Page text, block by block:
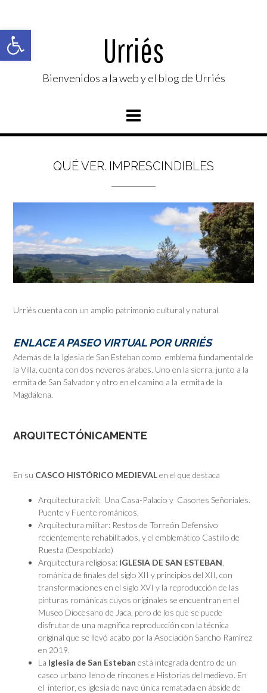
Abrir barra de herramientas
contenido
Urriés
Bienvenidos a la web y el blog de Urriés
QUÉ VER. IMPRESCINDIBLES
Urriés cuenta con un amplio patrimonio cultural y natural.
ENLACE A PASEO VIRTUAL POR URRIÉS
Además de la Iglesia de San Esteban como emblema fundamental de
la Villa, cuenta con dos neveros árabes. Uno en la sierra, junto a la
ermita de San Salvador y otro en el camino a la ermita de la
Magdalena.
ARQUITECTÓNICAMENTE
En su CASCO HISTÓRICO MEDIEVALen el que destaca
Arquitectura civil: Una Casa-Palacio y Casones Señoriales.
Puente y Fuente románicos,
Arquitectura militar: Restos de Torreón Defensivo
recientemente rehabilitados, y el emblemático Castillo de
Ruesta (Despoblado)
Arquitectura religiosa: IGLESIA DE SAN ESTEBAN
románica de finales del siglo XII y principios del XII, con
transformaciones en el siglo XVI y la reproducción de las
pinturas románicas cuyos originales se encuentran en el
Museo Diocesano de Jaca, pero de los que se puede
disfrutar de una magnífica reproducción con la técnica
original que se llevó acabo por la Asociación Sancho Ramírez
en 2019.
La Iglesia de San Esteban está integrada dentro de un
casco urbano lleno de rincones e Historias del medievo. En
el interior, es iglesia de nave única rematada en ábside de